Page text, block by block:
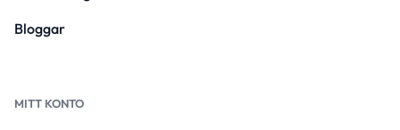
Bloggar
MITT KONTO